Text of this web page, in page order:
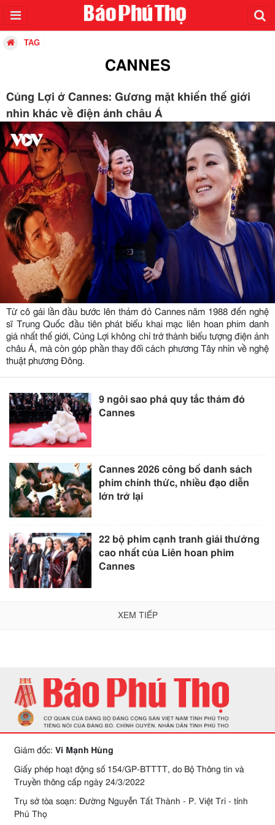
TAG
CANNES
Củng Lợi ở Cannes: Gương mặt khiến thế giới
nhìn khác về điện ảnh châu Á
Từ cô gái lần đầu bước lên thảm đỏ Cannes năm 1988 đến nghệ
sĩ Trung Quốc đầu tiên phát biểu khai mạc liên hoan phim danh
giá nhất thế giới, Củng Lợi không chỉ trở thành biểu tượng điện ảnh
châu Á, mà còn góp phần thay đổi cách phương Tây nhìn về nghệ
thuật phương Đông.
9 ngôi sao phá quy tắc thảm đỏ
Cannes
Cannes 2026 công bố danh sách
phim chính thức, nhiều đạo diễn
lớn trở lại
22 bộ phim cạnh tranh giải thưởng
cao nhất của Liên hoan phim
Cannes
XEM TIẾP
Giám đốc: Vi Mạnh Hùng
Giấy phép hoạt động số 154/GP-BTTTT, do Bộ Thông tin và
Truyền thông cấp ngày 24/3/2022
Trụ sở tòa soạn: Đường Nguyễn Tất Thành - P. Việt Trì - tỉnh
Phú Thọ